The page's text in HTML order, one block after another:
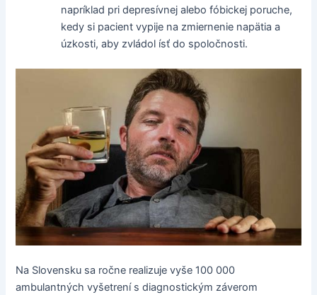
napríklad pri depresívnej alebo fóbickej poruche,
kedy si pacient vypije na zmiernenie napätia a
úzkosti, aby zvládol ísť do spoločnosti.
Na Slovensku sa ročne realizuje vyše 100 000
ambulantných vyšetrení s diagnostickým záverom